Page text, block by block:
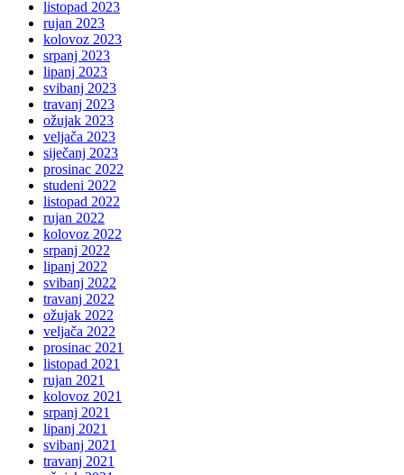
listopad 2023
rujan 2023
kolovoz 2023
srpanj 2023
lipanj 2023
svibanj 2023
travanj 2023
ožujak 2023
veljača 2023
siječanj 2023
prosinac 2022
studeni 2022
listopad 2022
rujan 2022
kolovoz 2022
srpanj 2022
lipanj 2022
svibanj 2022
travanj 2022
ožujak 2022
veljača 2022
prosinac 2021
listopad 2021
rujan 2021
kolovoz 2021
srpanj 2021
lipanj 2021
svibanj 2021
travanj 2021